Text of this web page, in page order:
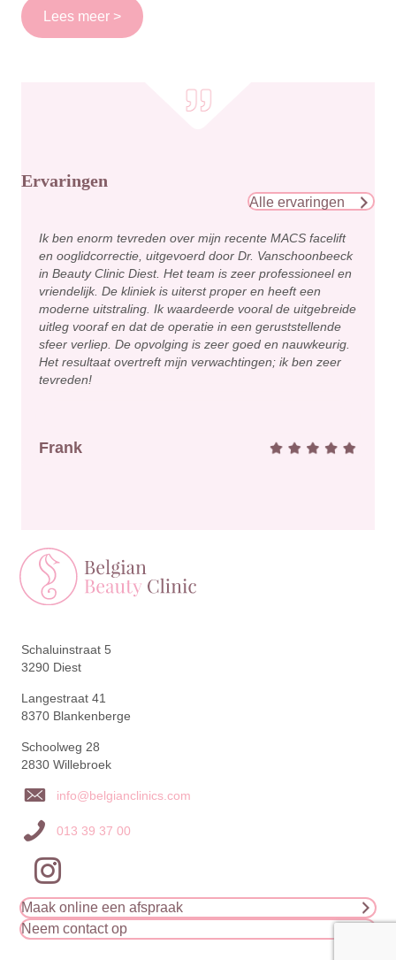
Lees meer >
Ervaringen
Alle ervaringen
Ik ben enorm tevreden over mijn recente MACS facelift
en ooglidcorrectie, uitgevoerd door Dr. Vanschoonbeeck
in Beauty Clinic Diest. Het team is zeer professioneel en
vriendelijk. De kliniek is uiterst proper en heeft een
moderne uitstraling. Ik waardeerde vooral de uitgebreide
uitleg vooraf en dat de operatie in een geruststellende
sfeer verliep. De opvolging is zeer goed en nauwkeurig.
Het resultaat overtreft mijn verwachtingen; ik ben zeer
tevreden!
Frank
Schaluinstraat 5
3290 Diest
Langestraat 41
8370 Blankenberge
Schoolweg 28
2830 Willebroek
info@belgianclinics.com
013 39 37 00
Maak online een afspraak
Neem contact op